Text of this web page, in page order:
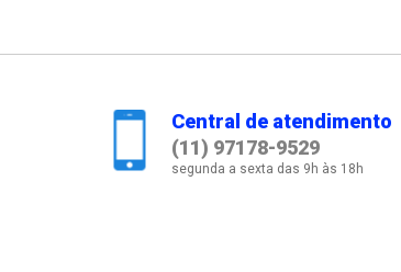
Central de atendimento
(11) 97178-9529
segunda a sexta das 9h às 18h